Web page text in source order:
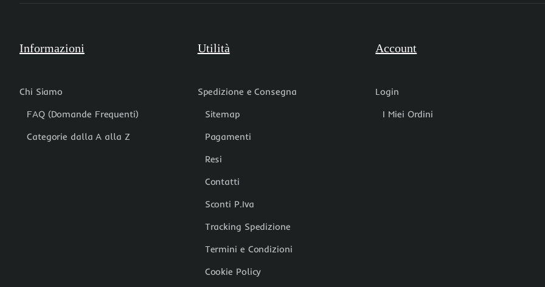
Informazioni
Chi Siamo
FAQ (Domande Frequenti)
Categorie dalla A alla Z
Utilità
Spedizione e Consegna
Sitemap
Pagamenti
Resi
Contatti
Sconti P.Iva
Tracking Spedizione
Termini e Condizioni
Cookie Policy
Account
Login
I Miei Ordini